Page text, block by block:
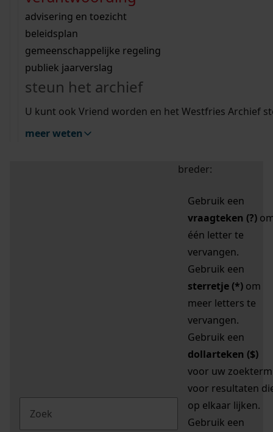
bouwvergunningen
omgevingsvergunningen
vergunningen
beeld en geluid
uitleg nodig?
Wij helpen u op weg met een aantal zoektips.
bekijk alle zoektips
Wij helpen u op weg met een aantal zoektips.
bekijk alle zoektips
bekijk ons geschiedenislokaal
advisering en toezicht
beleidsplan
gemeenschappelijke regeling
publiek jaarverslag
steun het archief
U kunt ook Vriend worden en het Westfries Archief
meer weten
zoektips
Mijn Studiezaal (inloggen)
uw zoekopdracht te
breder:
Gebruik een
vraagteken (?)
één letter te
vervangen.
Gebruik een
sterretje (*) om
meer letters te
vervangen.
Gebruik een
dollarteken ($)
voor uw zoekterm
voor resultaten
op elkaar lijken.
Gebruik een